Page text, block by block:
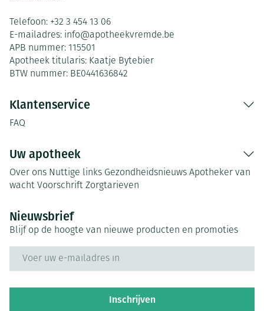
Telefoon: +32 3 454 13 06
E-mailadres: info@apotheekvremde.be
APB nummer: 115501
Apotheek titularis: Kaatje Bytebier
BTW nummer: BE0441636842
Klantenservice
FAQ
Uw apotheek
Over ons Nuttige links Gezondheidsnieuws Apotheker van
wacht Voorschrift Zorgtarieven
Nieuwsbrief
Blijf op de hoogte van nieuwe producten en promoties
Inschrijven